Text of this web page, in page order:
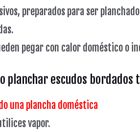
preparados para ser
pegar con calor doméstico o
planchar escudos bordados
una plancha doméstica
vapor.